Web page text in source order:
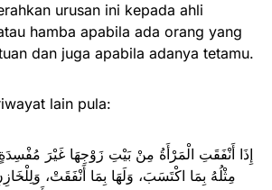
urusan ini kepada ahli
hamba apabila ada orang yang
dan juga apabila adanya tetamu.
lain pula:
إِذَا أَنْفَقَتِ الْمَرْأَةُ مِنْ بَيْتِ زَوْجِهَا غَيْرَ
مِثْلُهُ بِمَا اكْتَسَبَ، وَلَهَا بِمَا أَنْفَقَتْ،